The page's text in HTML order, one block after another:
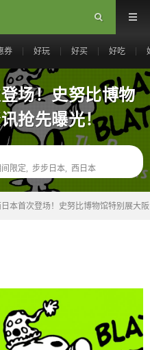
券 好玩 好买 好吃
场！史努比博物
抢先曝光！
间限定 步步日本 西日本
日本首次登场！史努比博物馆特别展大